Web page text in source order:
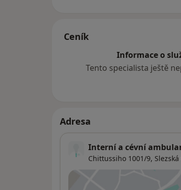
Ceník
Informace o
Tento specialista ještě
Adresa
Interní a cévní
Chittussiho 1001/9,